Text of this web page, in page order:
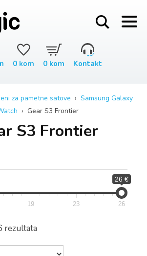
0 kom 0 kom Kontakt
za pametne satove › Samsung Galaxy
› Gear S3 Frontier
S3 Frontier
26 €
19 23 26
rezultata